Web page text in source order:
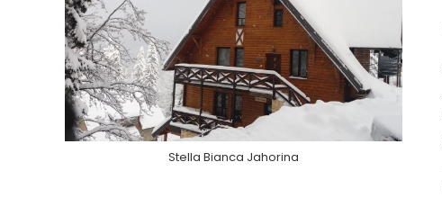
Stella Bianca Jahorina